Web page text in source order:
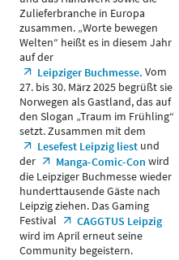
Zulieferbranche in Europa
zusammen. „Worte bewegen
Welten“ heißt es in diesem Jahr
auf der
Leipziger Buchmesse. Vom
27. bis 30. März 2025 begrüßt sie
Norwegen als Gastland, das auf
den Slogan „Traum im Frühling“
setzt. Zusammen mit dem
Lesefest Leipzig liestund
der
Manga-Comic-Con wird
die Leipziger Buchmesse wieder
hunderttausende Gäste nach
Leipzig ziehen. Das Gaming
Festival
CAGGTUS Leipzig
wird im April erneut seine
Community begeistern.